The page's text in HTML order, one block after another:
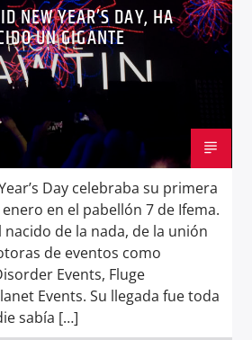
NEW YEAR’S DAY, HA
UN GIGANTE
Day celebraba su primera
en el pabellón 7 de Ifema.
de la nada, de la unión
de eventos como
Events, Fluge
Events. Su llegada fue toda
sabía […]